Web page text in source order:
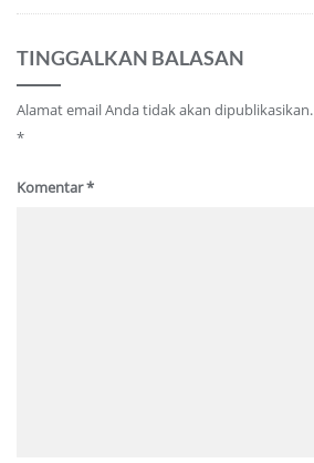
TINGGALKAN BALASAN
Alamat email Anda tidak akan dipublikasikan.
*
Komentar*